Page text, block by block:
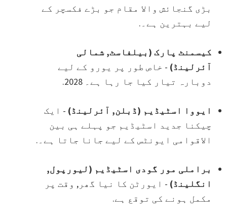
بڑی گنجائش والا مقام جو بڑے فکسچر کے
لیے بہترین ہے۔.
کیسمنٹ پارک (بیلفاسٹ, شمالی
آئرلینڈ) - خاص طور پر یورو کے لیے
دوبارہ تیار کیا جا رہا ہے۔ 2028.
ایووا اسٹیڈیم (ڈبلن, آئرلینڈ) - ایک
چیکنا جدید اسٹیڈیم جو پہلے ہی بین
الاقوامی ایونٹس کے لیے جانا جاتا ہے۔.
براملی مور گودی اسٹیڈیم (لیورپول,
انگلینڈ) - ایورٹن کا نیا گھر, وقت پر
مکمل ہونے کی توقع ہے.